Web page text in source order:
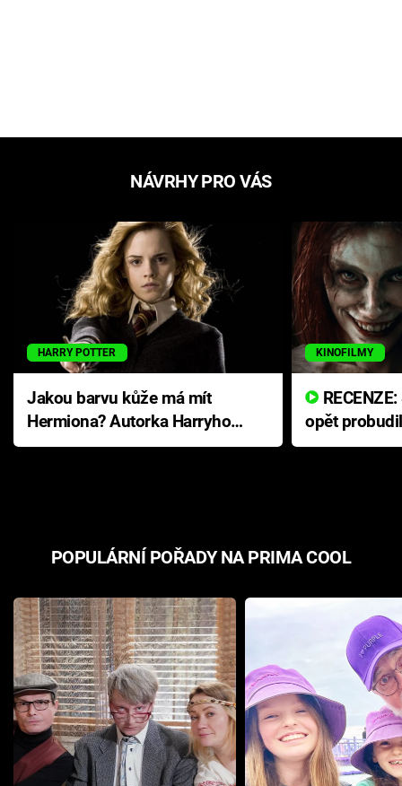
NÁVRHY PRO VÁS
HARRY POTTER
Jakou barvu kůže má mít
Hermiona? Autorka Harryho
Pottera přišla s ráznou
KINOFILMY
opět
přichází s
POPULÁRNÍ POŘADY NA PRIMA COOL